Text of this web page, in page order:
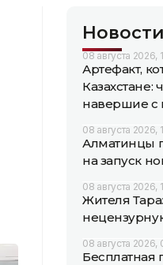
08 августа 2026,
Артефакт,
Казахстане:
навершие с
08 августа 2026,
Алматинцы
на запуск
08 августа 2026,
Жителя
08 августа 2026,
Бесплатная